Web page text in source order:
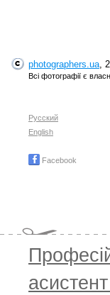
photographers.ua,
Всі фотографії є
Русский
English
Facebook